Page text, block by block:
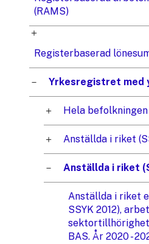
(RAMS)
Registerbaserad
Yrkesregistret med
Hela befolkningen
Anställda i riket
Anställda i riket
Anställda i riket
SSYK 2012),
sektortillhörighet
BAS. År 2020 -